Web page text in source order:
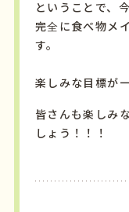
という こと で、
完全に食べ物メ
す。
楽しみな目標が
皆さんも楽しみ
しょう！！！